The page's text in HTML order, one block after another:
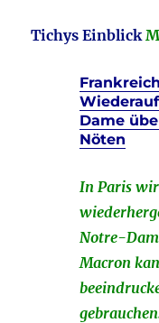
Tichys Einblick
Dame
Nöten
In Paris
Notre-
Macron